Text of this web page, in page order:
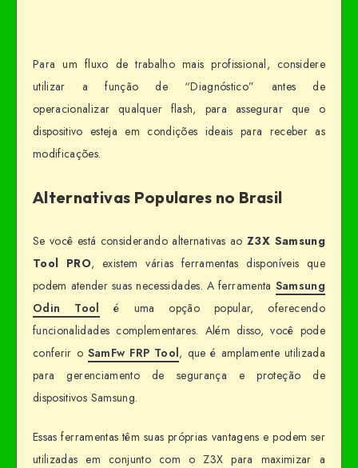
Para um fluxo de trabalho mais profissional, considere
utilizar a função de “Diagnóstico” antes de
operacionalizar qualquer flash, para assegurar que o
dispositivo esteja em condições ideais para receber as
modificações.
Alternativas Populares no Brasil
Se você está considerando alternativas aoZ3X Samsung
Tool PRO, existem várias ferramentas disponíveis que
podem atender suas necessidades. A ferramenta Samsung
Odin Tool é uma opção popular, oferecendo
funcionalidades complementares. Além disso, você pode
conferir o SamFw FRP Tool, que é amplamente utilizada
para gerenciamento de segurança e proteção de
dispositivos Samsung.
Essas ferramentas têm suas próprias vantagens e podem ser
utilizadas em conjunto com o Z3X para maximizar a